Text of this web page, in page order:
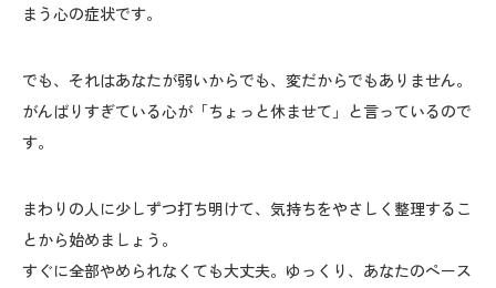
まう心の症状です。
でも、それはあなたが弱いからでも、変だからでもありません。
がんばりすぎている心が「ちょっと休ませて」と言っているので
す。
まわりの人に少しずつ打ち明けて、気持ちをやさしく整理するこ
とから始めましょう。
すぐに全部やめられなくても大丈夫。ゆっくり、あなたのペース